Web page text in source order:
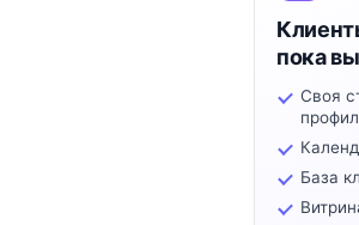
пока
Своя
База